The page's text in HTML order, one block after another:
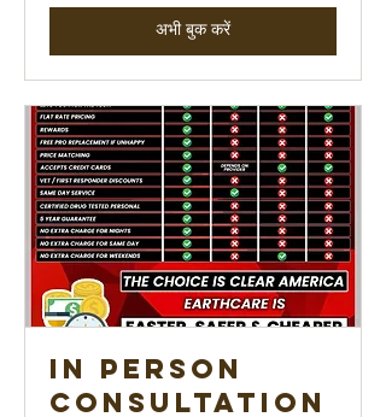
अभी बुक करें
In Person
Consultation